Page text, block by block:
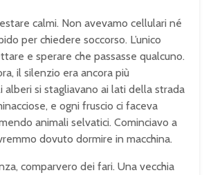
calmi. Non avevamo cellulari né
per chiedere soccorso. L’unico
e sperare che passasse qualcuno.
il silenzio era ancora più
alberi si stagliavano ai lati della strada
e ogni fruscio ci faceva
animali selvatici. Cominciavo a
dovuto dormire in macchina.
comparvero dei fari. Una vecchia